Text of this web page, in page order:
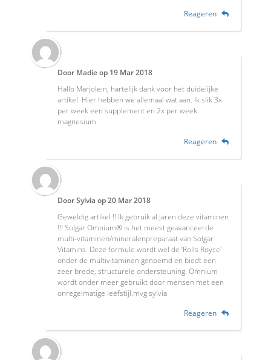
Reageren
Door Madieop 19 Mar 2018
Hallo Marjolein, hartelijk dank voor het duidelijke
artikel. Hier hebben we allemaal wat aan. Ik slik 3x
per week een supplement en 2x per week
magnesium.
Reageren
DoorSylvia op20 Mar 2018
Geweldig artikel !! Ik gebruik al jaren deze vitaminen
!!! Solgar Omnium® is het meest geavanceerde
multi-vitaminen/mineralenpreparaat van Solgar
Vitamins. Deze formule wordt wel de ‘Rolls Royce'
onder de multivitaminen genoemd en biedt een
zeer brede, structurele ondersteuning. Omnium
wordt onder meer gebruikt door mensen met een
onregelmatige leefstijl.mvg sylvia
Reageren